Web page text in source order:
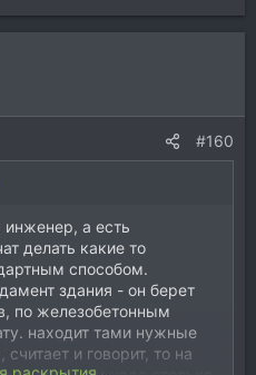
#160
инженер, а есть
делать какие то
способом.
здания - он берет
по железобетонным
находит тами нужные
и говорит, то на